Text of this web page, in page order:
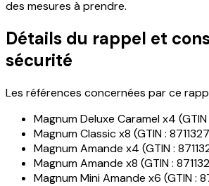
des mesures à prendre.
Détails du rappel et
sécurité
Les références concernées par ce
Magnum Deluxe Caramel x4
Magnum Classic x8 (GTIN :
Magnum Amande x4 (GTIN :
Magnum Amande x8 (GTIN :
Magnum Mini Amande x6 (GTIN :